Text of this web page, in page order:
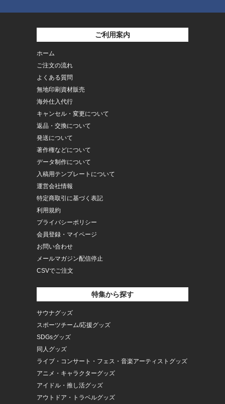
ご利用案内
ホーム
ご注文の流れ
よくある質問
無地印刷資材販売
海外仕入代行
キャンセル・変更について
返品・交換について
発送について
著作権などについて
データ制作について
入稿用テンプレートについて
運営会社情報
特定商取引に基づく表記
利用規約
プライバシーポリシー
会員登録・マイページ
お問い合わせ
メールマガジン配信停止
CSVでご注文
特集から探す
サウナグッズ
スポーツチーム/応援グッズ
SDGsグッズ
同人グッズ
ライブ・コンサート・フェス・音楽アーティストグッズ
アニメ・キャラクターグッズ
アイドル・推し活グッズ
アウトドア・トラベルグッズ